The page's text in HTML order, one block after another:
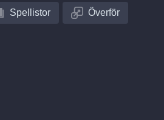
Spellistor Överför